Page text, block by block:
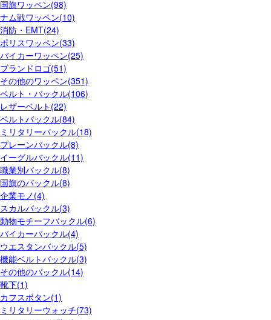
国旗ワッペン(98)
ナム戦ワッペン(10)
消防・EMT(24)
ポリスワッペン(33)
バイカーワッペン(25)
ブランドロゴ(51)
その他のワッペン(351)
ベルト・バックル(106)
レザーベルト(22)
ベルトバックル(84)
ミリタリーバックル(18)
プレーンバックル(8)
イーグルバックル(11)
職業別バックル(8)
国旗のバックル(8)
企業モノ(4)
スカルバックル(3)
動物モチーフバックル(6)
バイカーバックル(4)
ウエスタンバックル(5)
機能ベルトバックル(3)
その他のバックル(14)
靴下(1)
カフスボタン(1)
ミリタリーウォッチ(73)